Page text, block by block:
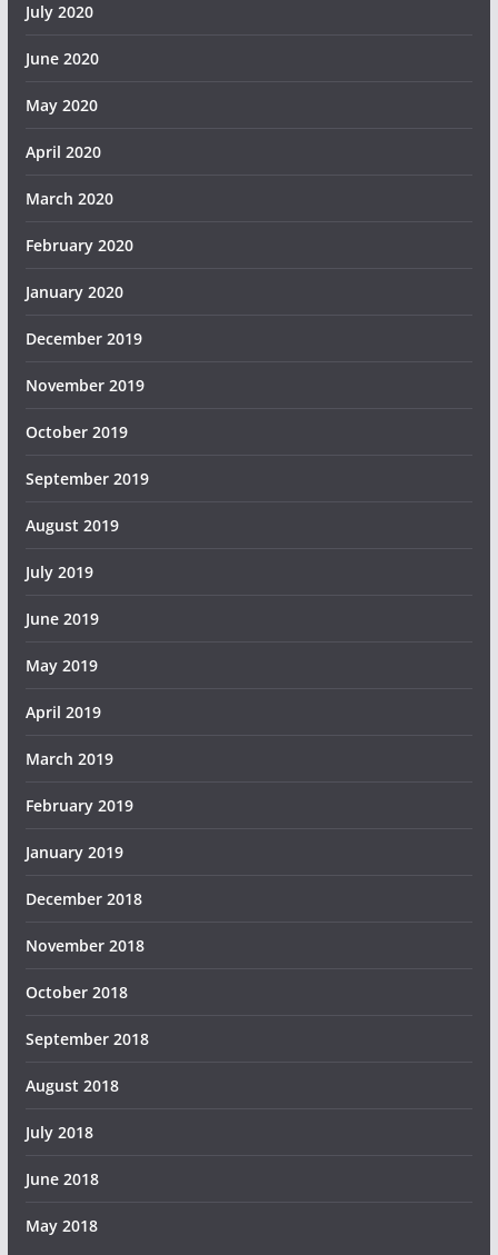
July 2020
June 2020
May 2020
April 2020
March 2020
February 2020
January 2020
December 2019
November 2019
October 2019
September 2019
August 2019
July 2019
June 2019
May 2019
April 2019
March 2019
February 2019
January 2019
December 2018
November 2018
October 2018
September 2018
August 2018
July 2018
June 2018
May 2018